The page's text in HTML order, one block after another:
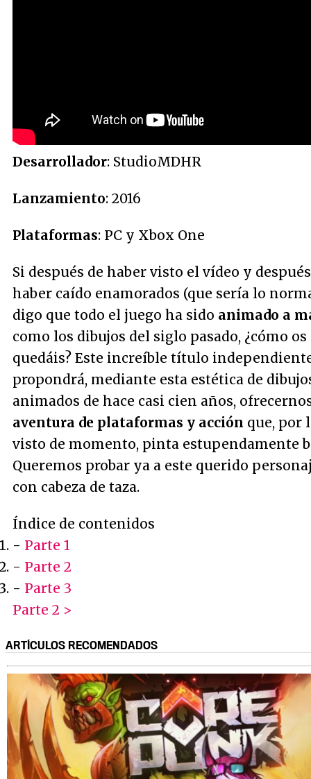
Desarrollador: StudioMDHR
Lanzamiento: 2016
Plataformas: PC y Xbox One
Si después de haber visto el vídeo y
haber caído enamorados (que sería lo
digo que todo el juego ha sido animado a
como los dibujos del siglo pasado, ¿cómo os
quedáis? Este increíble título
propondrá, mediante esta estética de
animados de hace casi cien años,
aventura de plataformas y acción que, por
visto de momento, pinta estupendamente
Queremos probar ya a este querido
con cabeza de taza.
Índice de contenidos
- Parte 1
- Parte 2
- Parte 3
Parte 2 >
ARTÍCULOS RECOMENDADOS